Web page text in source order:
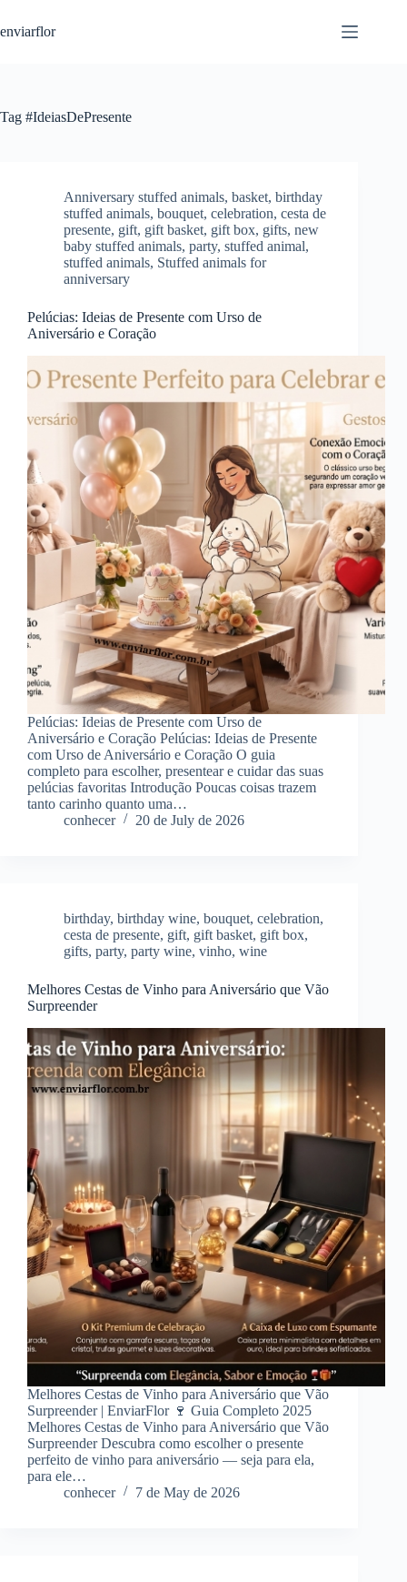
k
c
enviarflor
Tag #IdeiasDePresente
Anniversary stuffed animals, basket, birthday
stuffed animals, bouquet, celebration, cesta de
presente, gift, gift basket, gift box, gifts, new
baby stuffed animals, party, stuffed animal,
stuffed animals, Stuffed animals for
anniversary
Pelúcias: Ideias de Presente com Urso de
Aniversário e Coração
Pelúcias: Ideias de Presente com Urso de
Aniversário e Coração Pelúcias: Ideias de Presente
com Urso de Aniversário e Coração O guia
completo para escolher, presentear e cuidar das suas
pelúcias favoritas Introdução Poucas coisas trazem
tanto carinho quanto uma…
conhecer
20 de July de 2026
birthday, birthday wine, bouquet, celebration,
cesta de presente, gift, gift basket, gift box,
gifts, party, party wine, vinho, wine
Melhores Cestas de Vinho para Aniversário que Vão
Surpreender
Melhores Cestas de Vinho para Aniversário que Vão
Surpreender | EnviarFlor 🍷 Guia Completo 2025
Melhores Cestas de Vinho para Aniversário que Vão
Surpreender Descubra como escolher o presente
perfeito de vinho para aniversário — seja para ela,
para ele…
conhecer
7 de May de 2026